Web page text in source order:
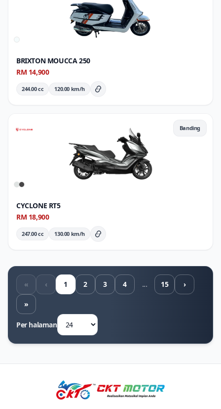
BRIXTON MOUCCA 250
RM 14,900
244.00 cc 120.00 km/h Butiran Penuh
Banding
CYCLONE RT5
RM 18,900
247.00 cc 130.00 km/h Butiran Penuh
« ‹ 1 2 3 4 ... 15 ›
»
Per halaman